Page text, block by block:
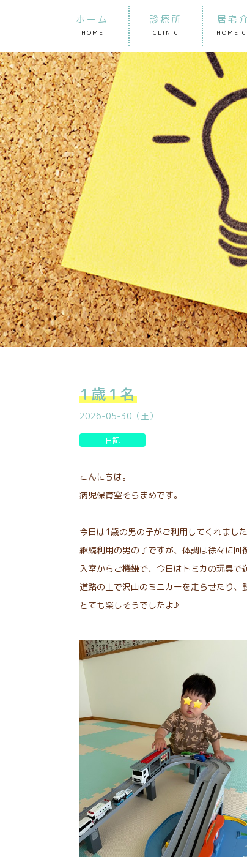
ホーム
HOME
診療所
CLINIC
居宅
HOME
1歳1名
2026-05-30（土）
日記
こんにちは。
病児保育室そらまめです。
今日は1歳の男の子がご利用してくれました
継続利用の男の子ですが、体調は徐々に
入室からご機嫌で、今日はトミカの玩具で
道路の上で沢山のミニカーを走らせたり
とても楽しそうでしたよ♪